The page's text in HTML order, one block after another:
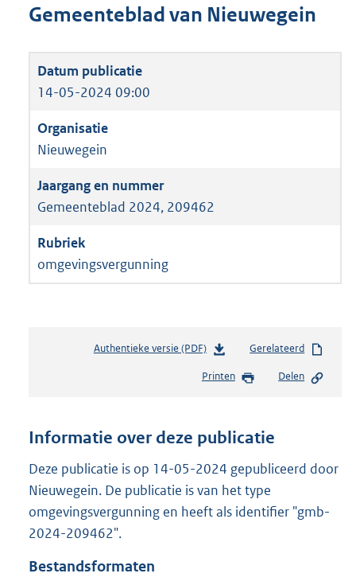
Gemeenteblad van Nieuwegein
14-05-2024 09:00
Nieuwegein
Gemeenteblad 2024, 209462
omgevingsvergunning
Authentieke versie (PDF)b
s
n
s
r
o
Gerelateerd
Printen Delen
Informatie over deze publicatie
Deze publicatie is op 14-05-2024 gepubliceerd door
Nieuwegein. De publicatie is van het type
omgevingsvergunning en heeft als identifier "gmb-
2024-209462".
Bestandsformaten